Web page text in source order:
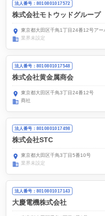
法人番号：8010801017572
株式会社モトウッドグループ
東京都大田区千鳥1丁目24番12号ア
業界未設定
法人番号：8010801017548
株式会社黄金属商会
東京都大田区千鳥3丁目24番12号
商社
法人番号：8010801017498
株式会社STC
東京都大田区千鳥3丁目5番10号
業界未設定
法人番号：8010801017143
大慶電機株式会社